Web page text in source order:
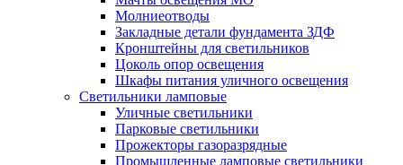
Молниеотводы
Закладные детали фундамента ЗДФ
Кронштейны для светильников
Цоколь опор освещения
Шкафы питания уличного освещения
Светильники ламповые
Уличные светильники
Парковые светильники
Прожекторы газоразрядные
Промышленные ламповые светильники